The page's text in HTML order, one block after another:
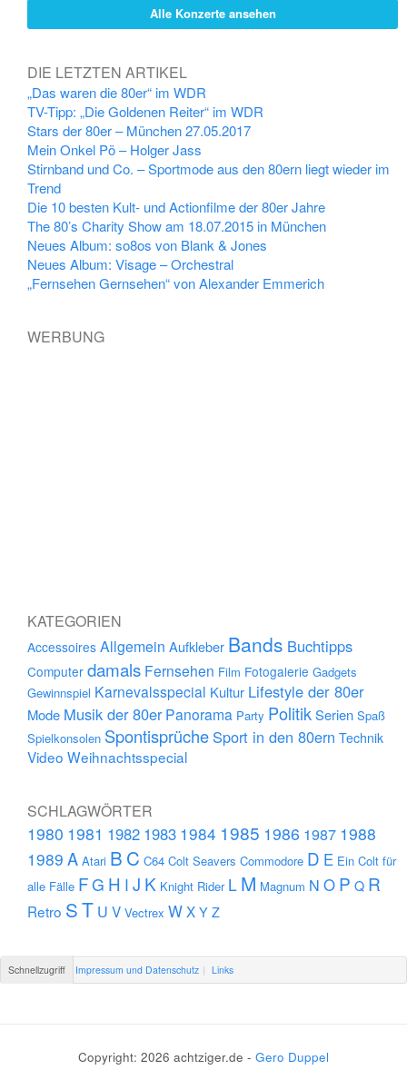
Alle Konzerte ansehen
DIE LETZTEN ARTIKEL
„Das waren die 80er“ im WDR
TV-Tipp: „Die Goldenen Reiter“ im WDR
Stars der 80er – München 27.05.2017
Mein Onkel Pö – Holger Jass
Stirnband und Co. – Sportmode aus den 80ern liegt wieder im
Trend
Die 10 besten Kult- und Actionfilme der 80er Jahre
The 80’s Charity Show am 18.07.2015 in München
Neues Album: so8os von Blank & Jones
Neues Album: Visage – Orchestral
„Fernsehen Gernsehen“ von Alexander Emmerich
WERBUNG
KATEGORIEN
Accessoires Allgemein Aufkleber Bands Buchtipps
Computer damals Fernsehen Film Fotogalerie Gadgets
Gewinnspiel Karnevalsspecial Kultur Lifestyle der 80er
Mode Musik der 80er Panorama Party PolitikSerien Spaß
Spielkonsolen Spontisprüche Sport in den 80ern Technik
Video Weihnachtsspecial
SCHLAGWÖRTER
1980 1981 1982 1983 1984 1985 1986 1987 1988
1989 A Atari B C C64 Colt Seavers Commodore D E Ein Colt für
alle Fälle FG H I J K Knight Rider L M Magnum N O P Q R
Retro ST U V Vectrex WXYZ
Schnellzugriff Impressum und Datenschutz Links
Copyright: 2026 achtziger.de - Gero Duppel